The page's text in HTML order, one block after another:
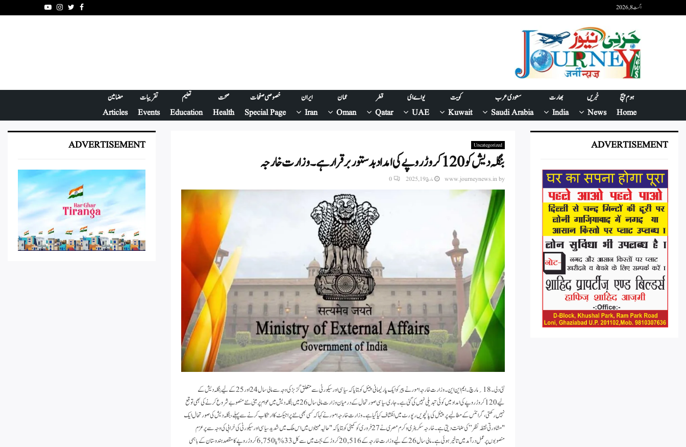
اگست 8, 2026 Facebook
Twitter
Instagram
Youtube
ہوم پیج
Home
خبریں
News
بھارت
India
سعودی عرب
Saudi Arabia
کویت
Kuwait
یو اے ای
UAE
قطر
Qatar
عمان
Oman
ایران
Iran
خصوصی صفحات
Special Page
صحت
Health
تعلیم
Education
تقریبات
Events
مضامین
Articles
Uncategorized
بنگلہ دیش کو120 کروڑ روپے کی امداد بدستور برقرار ہے۔ وزارت خارجہ
by
www.journeynews.in مارچ 19, 2025 0
نئی دلی۔ 18؍ مارچ۔ ایم این این۔وزارت خارجہ امور نے پیر کو ایک پارلیمانی پینل کو بتایا کہ سیاسی اور سیکورٹی سے متعلق گڑبڑ کی وجہ سے مالی سال 24 اور 25 کے لیے بنگلہ دیش کے
لیے 120 کروڑ روپے کی امداد میں کوئی تبدیلی نہیں کی گئی ہے۔جاری سیاسی صورتحال کے درمیان وزارت مالی سال 26 میں بنگلہ دیش میں عوام پر مبنی نئے منصوبے شروع کرنے کی بھی توقع
نہیں رکھتی، گرانٹس کے مطالبے پر پینل کی پانچویں رپورٹ میں انکشاف کیا گیا ہے۔ وزارت خارجہ امور نے کہا کہ کسی بھی نئے پراجیکٹ کا ارتکاب کرنے سے پہلے، بنگلہ دیش کی صورتحال ایک
"مشاورتی نقطہ نظر” کی ضمانت دیتی ہے۔خارجہ سکریٹری وکرم مصری نے 27 فروری کو کمیٹی کو بتایا کہ "حالیہ مہینوں میں اس ملک میں شدید سیاسی اور سیکورٹی کی خرابی کی وجہ سے پرعزم
منصوبوں پر عمل درآمد میں تاخیر ہوئی ہے۔ مالی سال 26 کے لیے وزارت خارجہ کے 20,516 کروڑ کے بجٹ میں سے کل 33% یا6,750 کروڑ روپے کا مقصد ہندوستان کے باہمی
ADVERTISEMENT
ADVERTISEMENT